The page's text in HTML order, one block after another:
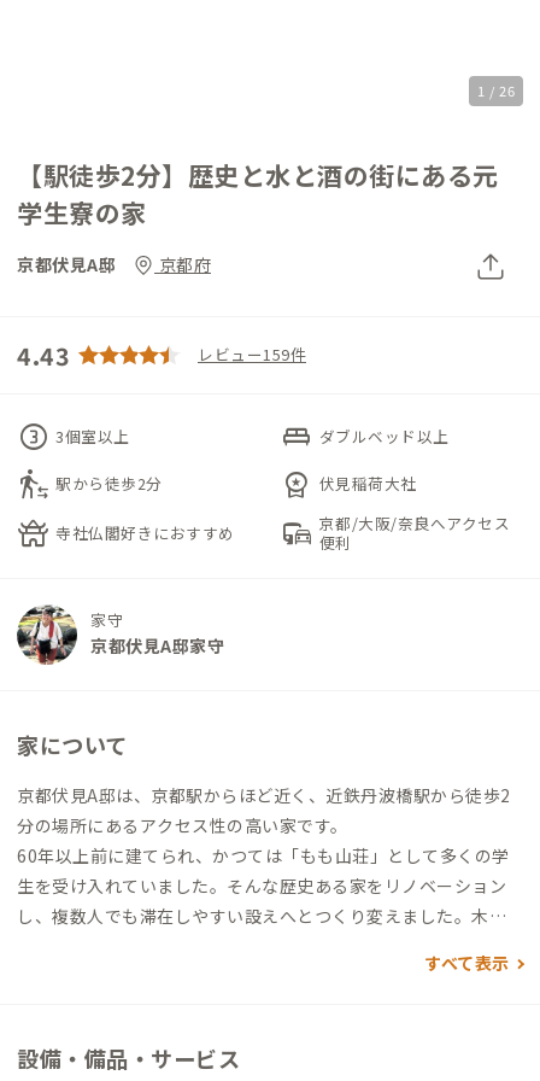
1 / 26
【駅徒歩2分】歴史と水と酒の街にある元
学生寮の家
京都伏見A邸 京都府
4.43 レビュー159件
counter_3 3個室以上 king_bed ダブルベッド以上
transfer_within_a_station 駅から徒歩2分 workspace_premium 伏見稲荷大社
temple_buddhist 寺社仏閣好きにおすすめ commute 京都/大阪/奈良へアクセス
便利
家守
京都伏見A邸家守
家について
京都伏見A邸は、京都駅からほど近く、近鉄丹波橋駅から徒歩2
分の場所にあるアクセス性の高い家です。
60年以上前に建てられ、かつては「もも山荘」として多くの学
生を受け入れていました。そんな歴史ある家をリノベーション
し、複数人でも滞在しやすい設えへとつくり変えました。木目
ペースが出迎えてくれます。元々個室だった2部屋を解体して大
すべて表示
設備・備品・サービス